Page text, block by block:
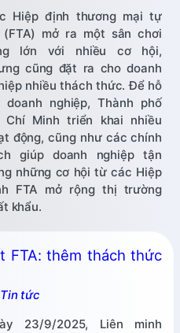
Hiệp định thương mại tự
(FTA) mở ra một sân chơi
lớn với nhiều cơ hội,
cũng đặt ra cho doanh
nhiều thách thức. Để hỗ
doanh nghiệp, Thành phố
Chí Minh triển khai nhiều
động, cũng như các chính
giúp doanh nghiệp tận
những cơ hội từ các Hiệp
FTA mở rộng thị trường
khẩu.
FTA: thêm thách thức
tức
23/9/2025, Liên minh